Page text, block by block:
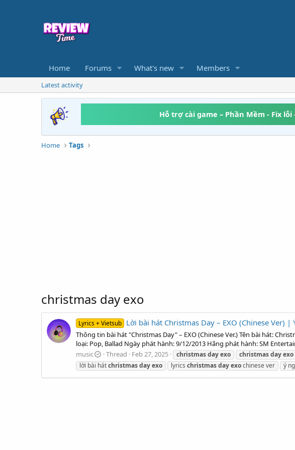
Home Forums What's new Members
Latest activity
Hỗ trợ cài game – Phần Mềm - Fix
Home Tags
christmas day exo
Lyrics + Vietsub Lời bài hát Christmas Day – EXO (Chinese Ver) |
Thông tin bài hát "Christmas Day" – EXO (Chinese Ver.) Tên bài hát:
loại: Pop, Ballad Ngày phát hành: 9/12/2013 Hãng phát hành: SM
music
Thread Feb 27, 2025 christmasdayexo christmasdayexo
lời bài hátchristmasdayexo lyrics christmasdayexochinese ver ý